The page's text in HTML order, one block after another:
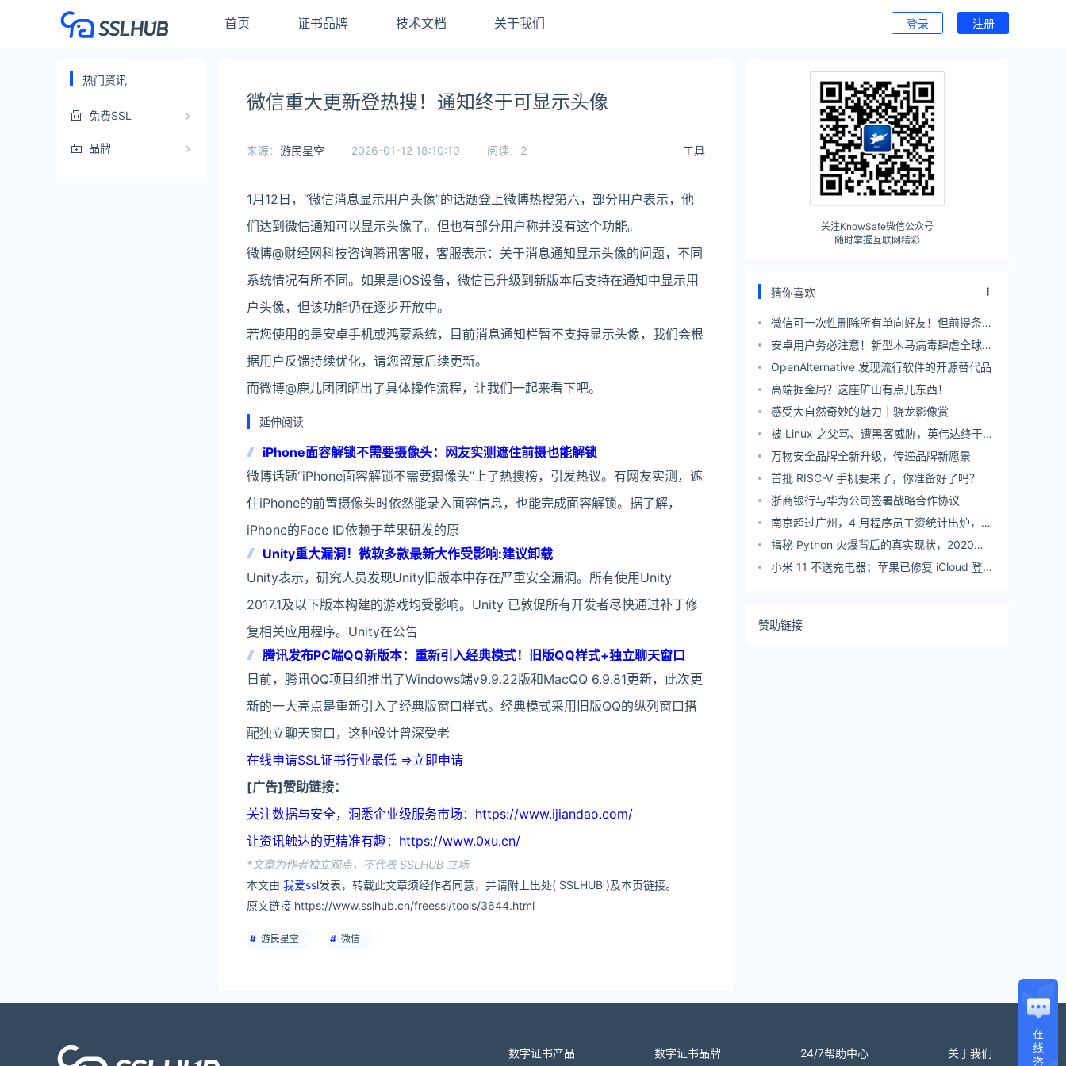
首页 证书品牌 技术文档 关于我们 登录 注册
热门资讯
免费SSL
品牌
微信重大更新登热搜！通知终于可显示头像
工具
来源： 游民星空 2026-01-12 18:10:10 阅读：2
1月12日，“微信消息显示用户头像”的话题登上微博热搜第六，部分用户表示，他
们达到微信通知可以显示头像了。但也有部分用户称并没有这个功能。
微博@财经网科技咨询腾讯客服，客服表示：关于消息通知显示头像的问题，不同
系统情况有所不同。如果是iOS设备，微信已升级到新版本后支持在通知中显示用
户头像，但该功能仍在逐步开放中。
若您使用的是安卓手机或鸿蒙系统，目前消息通知栏暂不支持显示头像，我们会根
据用户反馈持续优化，请您留意后续更新。
而微博@鹿儿团团晒出了具体操作流程，让我们一起来看下吧。
延伸阅读
iPhone面容解锁不需要摄像头：网友实测遮住前摄也能解锁
微博话题“iPhone面容解锁不需要摄像头”上了热搜榜，引发热议。有网友实测，遮
住iPhone的前置摄像头时依然能录入面容信息，也能完成面容解锁。据了解，
iPhone的Face ID依赖于苹果研发的原
Unity重大漏洞！微软多款最新大作受影响:建议卸载
Unity表示，研究人员发现Unity旧版本中存在严重安全漏洞。所有使用Unity
2017.1及以下版本构建的游戏均受影响。Unity 已敦促所有开发者尽快通过补丁修
复相关应用程序。Unity在公告
腾讯发布PC端QQ新版本：重新引入经典模式！旧版QQ样式+独立聊天窗口
日前，腾讯QQ项目组推出了Windows端v9.9.22版和MacQQ 6.9.81更新，此次更
新的一大亮点是重新引入了经典版窗口样式。经典模式采用旧版QQ的纵列窗口搭
配独立聊天窗口，这种设计曾深受老
在线申请SSL证书行业最低 =>立即申请
[广告]赞助链接：
关注数据与安全，洞悉企业级服务市场：https://www.ijiandao.com/
让资讯触达的更精准有趣：https://www.0xu.cn/
*文章为作者独立观点，不代表 SSLHUB 立场
本文由 我爱ssl发表，转载此文章须经作者同意，并请附上出处( SSLHUB )及本页链接。
原文链接 https://www.sslhub.cn/freessl/tools/3644.html
游民星空 微信
关注KnowSafe微信公众号
随时掌握互联网精彩
猜你喜欢
微信可一次性删除所有单向好友！但前提条件
苛刻
安卓用户务必注意！新型木马病毒肆虐全球：
小心账户一夜归零
OpenAlternative 发现流行软件的开源替代品
高端掘金局？这座矿山有点儿东西！
感受大自然奇妙的魅力｜骁龙影像赏
被 Linux 之父骂、遭黑客威胁，英伟达终于
“想开”了：正式开源 Linux GPU 内核模块！
万物安全品牌全新升级，传递品牌新愿景
首批 RISC-V 手机要来了，你准备好了吗？
浙商银行与华为公司签署战略合作协议
南京超过广州，4 月程序员工资统计出炉，平
均14596元
揭秘 Python 火爆背后的真实现状，2020
Python 开发者调查
小米 11 不送充电器；苹果已修复 iCloud 登录
赞助链接
在
线
咨
数字证书产品 数字证书品牌 24/7帮助中心 关于我们